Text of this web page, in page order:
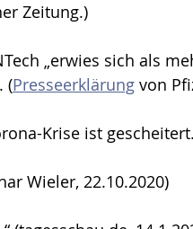
Zeitung.)
„erwies sich als
(Presseerklärung von
Krise ist
Wieler, 22.10.2020)